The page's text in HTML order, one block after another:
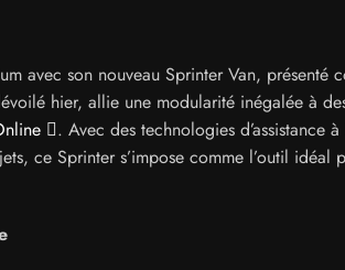
avec son nouveau Sprinter Van, présenté
hier, allie une modularité inégalée à
. Avec des technologies d’assistance
ce Sprinter s’impose comme l’outil idéal